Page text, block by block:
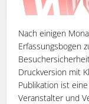
Nach einigen
Erfassungsbogen
Druckversion mit
Publikation ist
Veranstalter und